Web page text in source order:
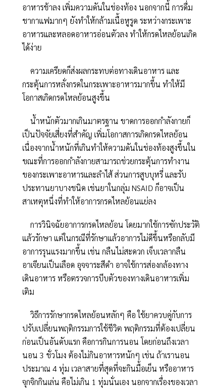
อาหารช้าลง เพิ่มความดันในช่องท้อง นอกจากนี้ การดื่ม
ชากาแฟมากๆ ยังทำให้กล้ามเนื้อหูรูด ระหว่างกระเพาะ
อาหารและหลอดอาหารอ่อนตัวลง ทำให้กรดไหลย้อนเกิด
ได้ง่าย
ความเครียดก็ส่งผลกระทบต่อทางเดินอาหาร และ
กระตุ้นการหลั่งกรดในกระเพาะอาหารมากขึ้น ทำให้มี
โอกาสเกิดกรดไหลย้อนสูงขึ้น
น้ำหนักตัวมากเกินมาตรฐาน ขาดการออกกำลังกายก็
เป็นปัจจัยเสี่ยงที่สำคัญ เพิ่มโอกาสการเกิดกรดไหลย้อน
เนื่องจากน้ำหนักที่เกินทำให้ความดันในช่องท้องสูงขึ้นใน
ขณะที่การออกกำลังกายสามารถช่วยกระตุ้นการทำงาน
ของกระเพาะอาหารและลำไส้ ส่วนการสูบบุหรี่ และรับ
ประทานยาบางชนิด เช่นยาในกลุ่ม NSAID ก็อาจเป็น
สาเหตุหนึ่งที่ทำให้อาการกรดไหลย้อนแย่ลง
การวินิจฉัยอาการกรดไหลย้อน โดยมากใช้การซักประวัติ
แล้วรักษา แต่ในกรณีที่รักษาแล้วอาการไม่ดีขึ้นหรือกลับมี
อาการรุนแรงมากขึ้น เช่น กลืนไม่สะดวก เจ็บเวลากลืน
อาเจียนเป็นเลือด อุจจาระสีดำ อาจใช้การส่องกล้องทาง
เดินอาหาร หรือตรวจการบีบตัวของทางเดินอาหารเพิ่ม
เติม
วิธีการรักษากรดไหลย้อนหลักๆ คือ ใช้ยาควบคู่กับการ
ปรับเปลี่ยนพฤติกรรมการใช้ชีวิต พฤติกรรมที่ต้องเปลี่ยน
ก่อนเป็นอันดับแรก คือการกินการนอน โดยก่อนถึงเวลา
นอน 3 ชั่วโมง ต้องไม่กินอาหารหนักๆ เช่น ถ้าเรานอน
ประมาณ 4 ทุ่ม เวลาสายที่สุดที่จะกินมื้อเย็น หรืออาหาร
จุกจิกกินเล่น คือไม่เกิน 1 ทุ่มนั่นเอง นอกจากเรื่องของเวลา